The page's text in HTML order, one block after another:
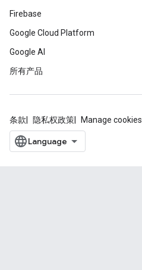
Firebase
Google Cloud Platform
Google AI
所有产品
条款 隐私权政策 Manage cookies